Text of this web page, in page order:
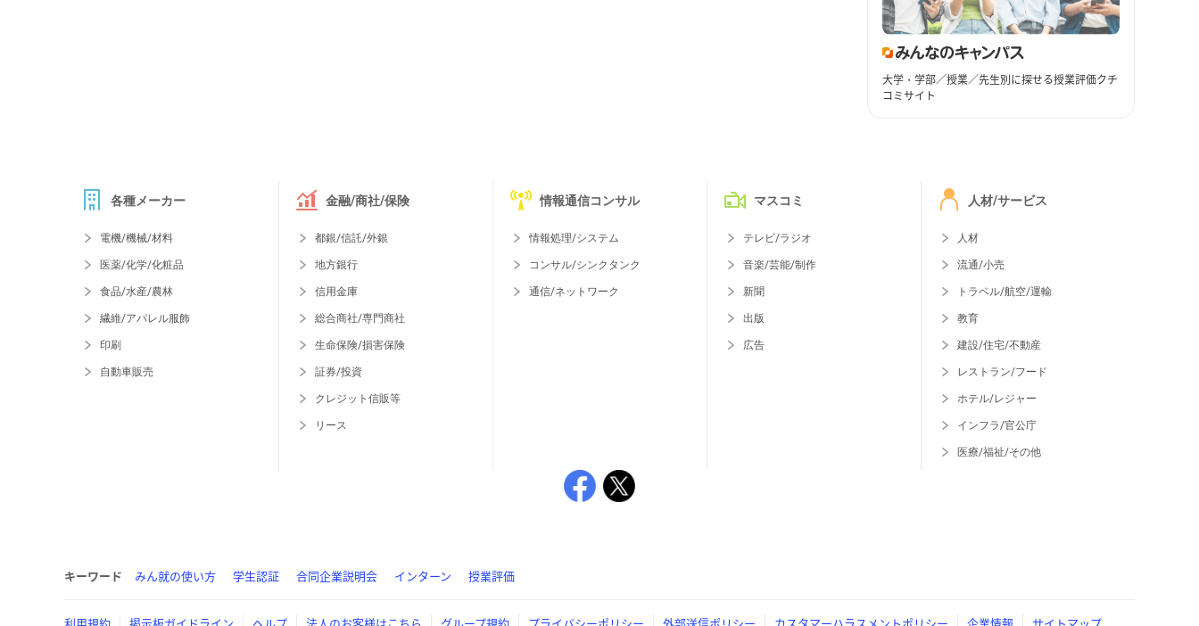
大学・学部／授業／先生別に探せる授業評価クチ
コミサイト
各種メーカー
電機/機械/材料
医薬/化学/化粧品
食品/水産/農林
繊維/アパレル服飾
印刷
自動車販売
金融/商社/保険
都銀/信託/外銀
地方銀行
信用金庫
総合商社/専門商社
生命保険/損害保険
証券/投資
クレジット信販等
リース
情報通信コンサル
情報処理/システム
コンサル/シンクタンク
通信/ネットワーク
マスコミ
テレビ/ラジオ
音楽/芸能/制作
新聞
出版
広告
人材/サービス
人材
流通/小売
トラベル/航空/運輸
教育
建設/住宅/不動産
レストラン/フード
ホテル/レジャー
インフラ/官公庁
医療/福祉/その他
キーワード みん就の使い方 学生認証 合同企業説明会 インターン 授業評価